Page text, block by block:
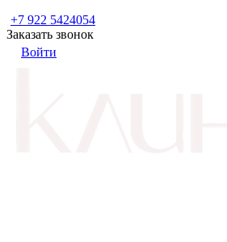
+7 922 5424054
Заказать звонок
Войти